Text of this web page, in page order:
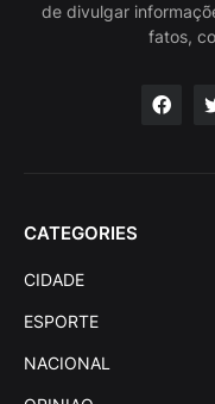
de divulgar
fatos,
CATEGORIES
CIDADE
ESPORTE
NACIONAL